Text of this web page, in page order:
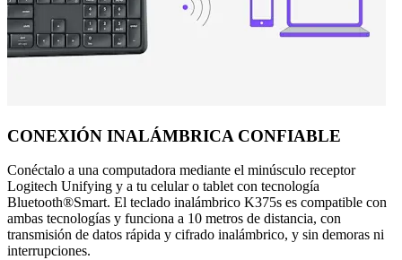
CONEXIÓN INALÁMBRICA CONFIABLE
Conéctalo a una computadora mediante el minúsculo receptor
Logitech Unifying y a tu celular o tablet con tecnología
Bluetooth®Smart. El teclado inalámbrico K375s es compatible con
ambas tecnologías y funciona a 10 metros de distancia, con
transmisión de datos rápida y cifrado inalámbrico, y sin demoras ni
interrupciones.